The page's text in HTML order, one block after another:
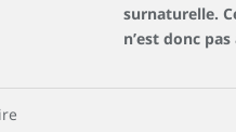
surnaturelle.
n’est donc